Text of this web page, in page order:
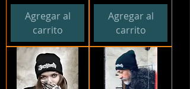
Agregar al
carrito
Agregar al
carrito